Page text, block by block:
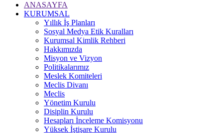
ANASAYFA
KURUMSAL
Yıllık İş Planları
Sosyal Medya Etik Kuralları
Kurumsal Kimlik Rehberi
Hakkımızda
Misyon ve Vizyon
Politikalarımız
Meslek Komiteleri
Meclis Divanı
Meclis
Yönetim Kurulu
Disiplin Kurulu
Hesapları İnceleme Komisyonu
Yüksek İştişare Kurulu